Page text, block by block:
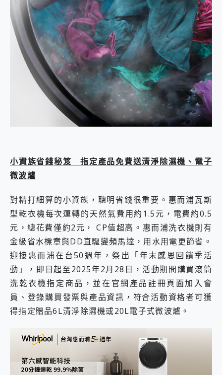
小資族省錢秘笈 指定產品免費送清淨除濕機、電子
微波爐
對精打細算的小資族，聰明省錢很重要。惠而浦瓦斯
型乾衣機每次運轉的天然氣費用約1.5元，電費約0.5
元，總花費僅約2元， CP值超高。惠而浦洗衣機則有
金級省水標章與DD直驅變頻馬達，用水用電更節省。
迎接惠而浦在台50週年，祭出「年末感恩回饋季活
動」，即日起至2025年2月28日，活動期間購買滾筒
洗乾衣機指定商品，並在官網產品註冊頁面加入會
員、登錄購買發票與產品資訊，符合活動資格者可獲
得指定贈品6L清淨除濕機或20L電子式微波爐。